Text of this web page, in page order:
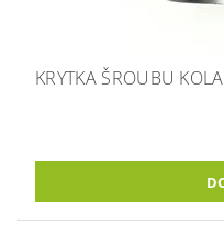
KRYTKA ŠROUBU KOLA